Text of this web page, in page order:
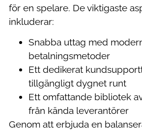
för en spelare. De viktigaste
inkluderar:
Snabba uttag med
betalningsmetoder
Ett dedikerat
tillgängligt dygnet runt
Ett omfattande bibliotek
från kända leverantörer
Genom att erbjuda en